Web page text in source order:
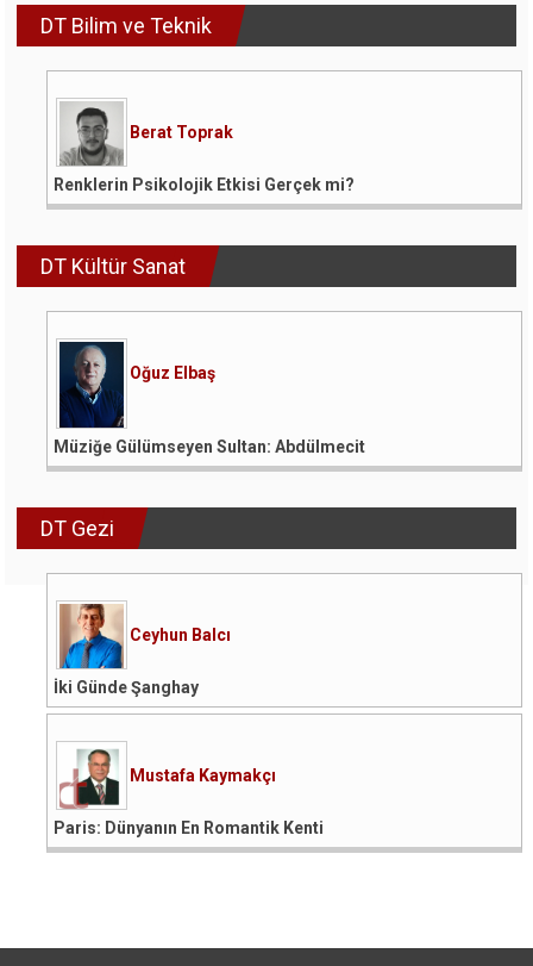
DT Bilim ve Teknik
Berat Toprak
Renklerin Psikolojik Etkisi Gerçek mi?
DT Kültür Sanat
Oğuz Elbaş
Müziğe Gülümseyen Sultan: Abdülmecit
DT Gezi
Ceyhun Balcı
İki Günde Şanghay
Mustafa Kaymakçı
Paris: Dünyanın En Romantik Kenti